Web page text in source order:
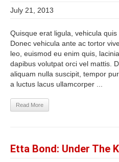
July 21, 2013
Quisque erat ligula, vehicula
Donec vehicula ante ac tortor
leo, euismod eu enim quis,
dapibus volutpat orci vel mattis.
aliquam nulla suscipit, tempor
a luctus lacus ullamcorper ...
Read More
Etta Bond: Under The